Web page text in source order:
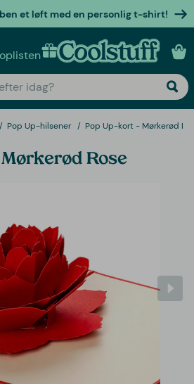
et løft med en personlig t-shirt!
Personlige gaver
Pop Up-hilsener Pop Up-kort - Mørkerød
Rose